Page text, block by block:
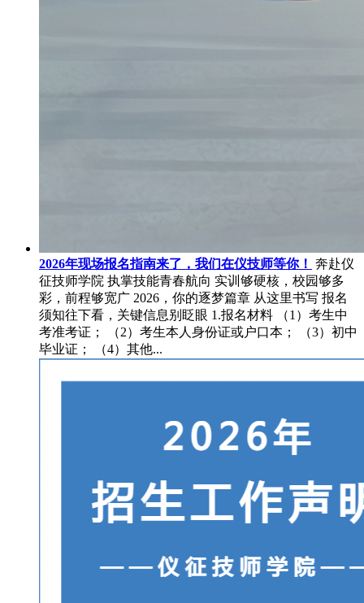
2026年现场报名指南来了，我们在仪技师等你！ 奔赴仪
征技师学院 执掌技能青春航向 实训够硬核，校园够多
彩，前程够宽广 2026，你的逐梦篇章 从这里书写 报名
须知往下看，关键信息别眨眼 1.报名材料 （1）考生中
考准考证； （2）考生本人身份证或户口本； （3）初中
毕业证； （4）其他...